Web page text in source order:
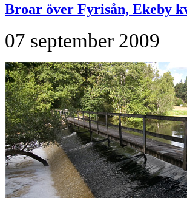
Broar över Fyrisån, Ekeby
07 september 2009